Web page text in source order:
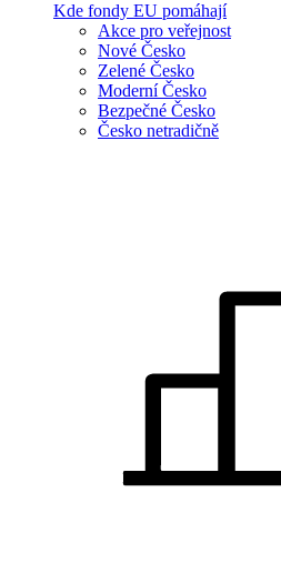
Kde fondy EU pomáhají
Akce pro veřejnost
Nové Česko
Zelené Česko
Moderní Česko
Bezpečné Česko
Česko netradičně